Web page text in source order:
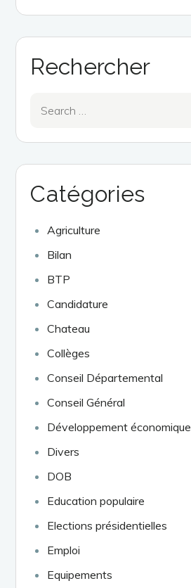
Rechercher
Catégories
Agriculture
Bilan
BTP
Candidature
Chateau
Collèges
Conseil Départemental
Conseil Général
Développement économique
Divers
DOB
Education populaire
Elections présidentielles
Emploi
Equipements